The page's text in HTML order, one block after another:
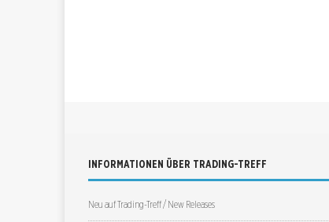
INFORMATIONEN ÜBER TRADING-TREFF
Neu auf Trading-Treff / New Releases